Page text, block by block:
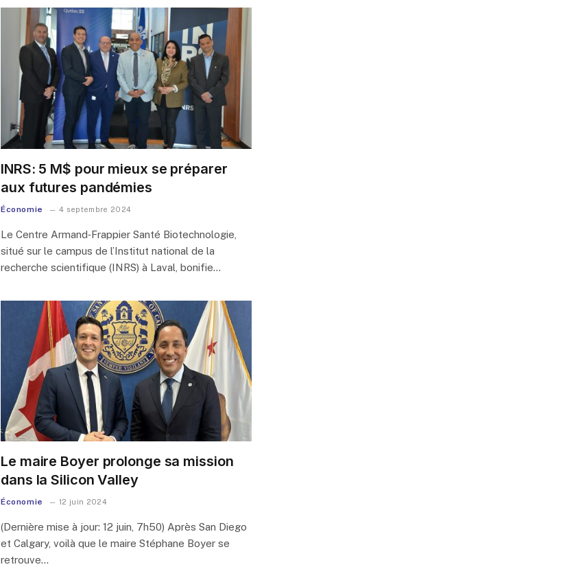
INRS: 5 M$ pour mieux se préparer
aux futures pandémies
Économie 4 septembre 2024
Le Centre Armand‑Frappier Santé Biotechnologie,
situé sur le campus de l’Institut national de la
recherche scientifique (INRS) à Laval, bonifie…
Le maire Boyer prolonge sa mission
dans la Silicon Valley
Économie 12 juin 2024
(Dernière mise à jour: 12 juin, 7h50) Après San Diego
et Calgary, voilà que le maire Stéphane Boyer se
retrouve…